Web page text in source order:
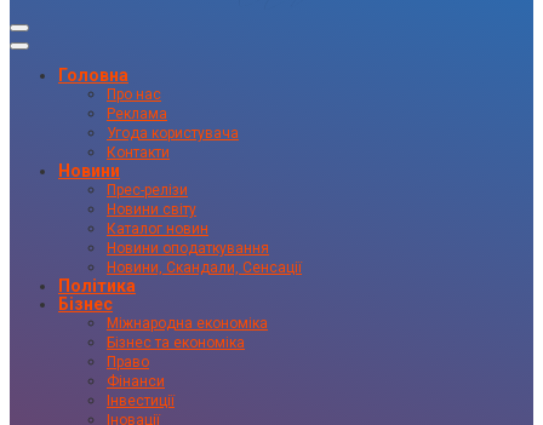
Головна
Про нас
Реклама
Угода користувача
Контакти
Новини
Прес-релізи
Новини світу
Каталог новин
Новини оподаткування
Новини, Скандали, Сенсації
Політика
Бізнес
Міжнародна економіка
Бізнес та економіка
Право
Фінанси
Інвестиції
Іновації